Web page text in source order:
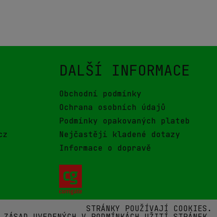
DALŠÍ INFORMACE
Obchodní podmínky
Ochrana osobních údajů
Podmínky opakovaných plateb
Nejčastěji kladené dotazy
Informace o dopravě
STRÁNKY POUŽÍVAJÍ COOKIES.